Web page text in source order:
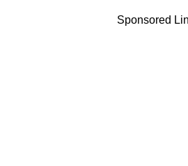
Sponsored